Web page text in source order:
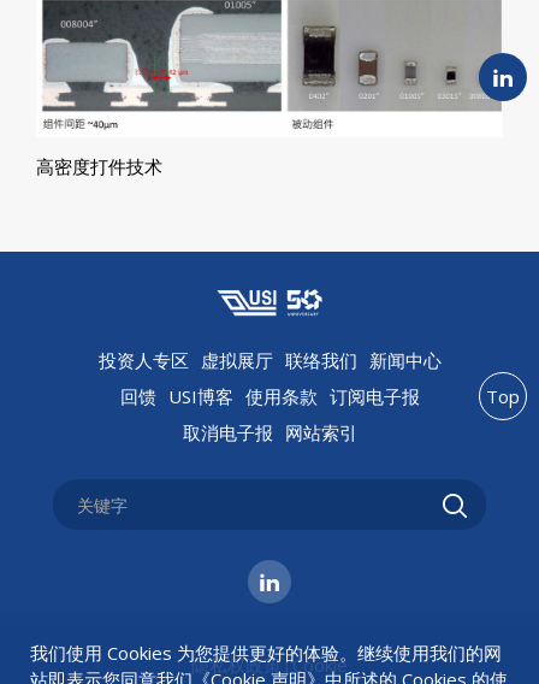
高密度打件技术
投资人专区 虚拟展厅 联络我们 新闻中心
回馈 USI博客 使用条款 订阅电子报
取消电子报 网站索引
隐私权政策 |Cookie
Top
我们使用 Cookies 为您提供更好的体验。继续使用我们的网
站即表示您同意我们《Cookie 声明》中所述的 Cookies 的使